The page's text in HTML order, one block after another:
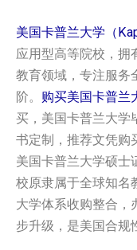
美国卡普兰大学（
应用型高等院校，拥
教育领域，专注服务
阶。 购买美国卡普兰
买，美国卡普兰大学
书定制，推荐文凭购
美国卡普兰大学硕士
校原隶属于全球知名
大学体系收购整合，
步升级，是美国合规